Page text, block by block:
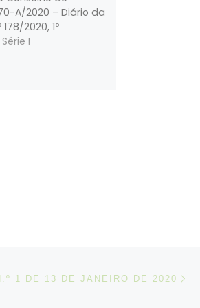
A/2020 – Diário da
2020, 1º
I
1 DE 13 DE JANEIRO DE 2020